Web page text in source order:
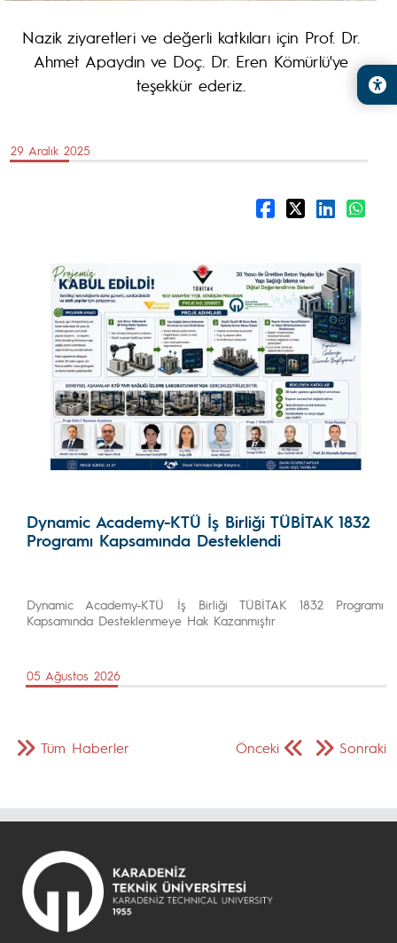
Nazik ziyaretleri ve değerli katkıları için Prof. Dr.
Ahmet Apaydın ve Doç. Dr. Eren Kömürlü'ye
teşekkür ederiz.
29 Aralık 2025
Dynamic Academy-KTÜ İş Birliği TÜBİTAK 1832
Programı Kapsamında Desteklendi
Dynamic Academy-KTÜ İş Birliği TÜBİTAK 1832 Programı
Kapsamında Desteklenmeye Hak Kazanmıştır
05 Ağustos 2026
Önceki Sonraki
Tüm Haberler